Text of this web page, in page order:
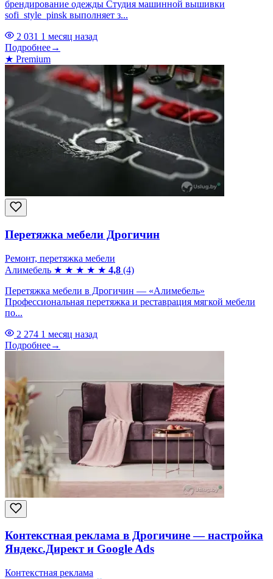
брендирование одежды Студия машинной вышивки
sofi_style_pinsk выполняет з...
2 031 1 месяц назад
Подробнее→
★ Premium
Перетяжка мебели Дрогичин
Ремонт, перетяжка мебели
Алимебель ★ ★ ★ ★ ★ 4,8 (4)
Перетяжка мебели в Дрогичин — «Алимебель»
Профессиональная перетяжка и реставрация мягкой мебели
по...
2 274 1 месяц назад
Подробнее→
Контекстная реклама в Дрогичине — настройка
Яндекс.Директ и Google Ads
Контекстная реклама